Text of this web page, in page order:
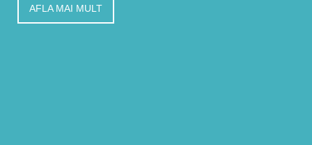
AFLA MAI MULT